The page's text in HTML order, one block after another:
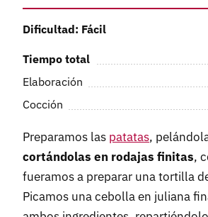
Dificultad: Fácil
Tiempo total
Elaboración
Cocción
Preparamos las patatas,
cortándolas en rodajas finitas,
fueramos a preparar una tortilla
Picamos una cebolla en juliana